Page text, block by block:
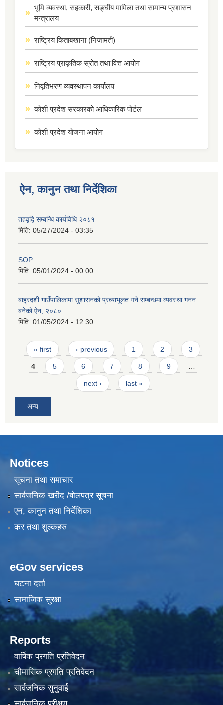
भूमि व्यवस्था, सहकारी, सङ्घीय मामिला तथा सामान्य प्रशासन
मन्त्रालय
राष्ट्रिय किताबखाना (निजामती)
राष्ट्रिय प्राकृतिक स्रोत तथा वित्त आयोग
निवृतिभरण व्यवस्थापन कार्यालय
कोशी प्रदेश सरकारको आधिकारिक पोर्टल
कोशी प्रदेश योजना आयोग
ऐन, कानुन तथा निर्देशिका
तहवृद्वि सम्बन्धि कार्यविधि २०८१
मिति: 05/27/2024 - 03:35
SOP
मिति: 05/01/2024 - 00:00
बाह्रदशी गाउँपालिकामा सुशासनको प्रत्याभूलत गने सम्बन्धमा व्यवस्था गनन
बनेको ऐन, २०८०
मिति: 01/05/2024 - 12:30
Pages
« first ‹ previous 1 2 3
4 5 6 7 8 9
next › last »
अन्य
Notices
सूचना तथा समाचार
सार्वजनिक खरीद /बोलपत्र सूचना
एन, कानुन तथा निर्देशिका
कर तथा शुल्कहरु
eGov services
घटना दर्ता
सामाजिक सुरक्षा
Reports
वार्षिक प्रगति प्रतिवेदन
चौमासिक प्रगति प्रतिवेदन
सार्वजनिक सुनुवाई